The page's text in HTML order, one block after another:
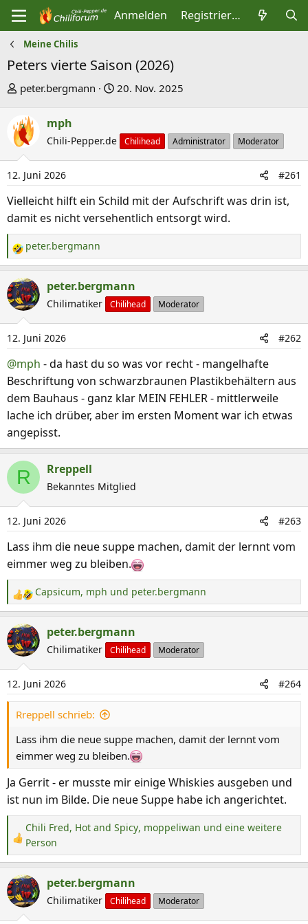
Anmelden Registrieren
Meine Chilis
Peters vierte Saison (2026)
E
s
t
e
l
e
r
peter.bergmann
E
e
l
t
a
m
20. Nov. 2025
mph
Chili-Pepper.de Chilihead Administrator Moderator
12. Juni 2026 #261
Vielleicht hilft ein Schild mit der Aufschrift was drin ist,
damit es nicht versehentlich entsorgt wird.
R
e
a
k
t
i
o
n
e
n
:
peter.bergmann
peter.bergmann
Chilimatiker Chilihead Moderator
12. Juni 2026 #262
@mph - da hast du so was vor recht - mangelhafte
Beschriftung von schwarzbraunen Plastikbehältern aus
dem Bauhaus - ganz klar MEIN FEHLER - mittlerweile
lache ich drüber, aber im ersten Moment war ich etwas
angepisst.
R Rreppell
Bekanntes Mitglied
12. Juni 2026 #263
Lass ihm die neue suppe machen, damit der lernnt vom
eimmer weg zu bleiben.
R
e
a
k
t
i
o
n
e
n
Capsicum, mph und peter.bergmann
peter.bergmann
Chilimatiker Chilihead Moderator
12. Juni 2026 #264
Rreppell schrieb:
Lass ihm die neue suppe machen, damit der lernnt vom
eimmer weg zu bleiben.
Ja Gerrit - er musste mir einige Whiskies ausgeben und
ist nun im Bilde. Die neue Suppe habe ich angerichtet.
R
e
k
t
i
Chili Fred, Hot and Spicy, moppeliwan und eine weitere
Person
peter.bergmann
Chilimatiker Chilihead Moderator